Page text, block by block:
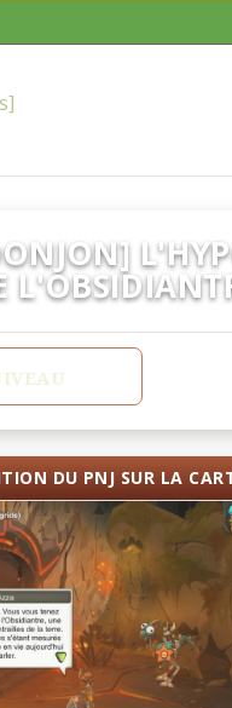
DU PNJ SUR LA